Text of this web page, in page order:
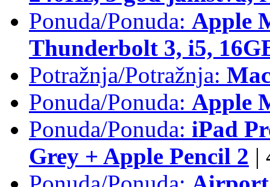
Ponuda/Ponuda: Apple
Thunderbolt 3, i5,
Potražnja/Potražnja:
Ponuda/Ponuda: Apple
Ponuda/Ponuda: iPad
Grey + Apple Pencil 2 |